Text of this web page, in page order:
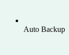
Auto Backup